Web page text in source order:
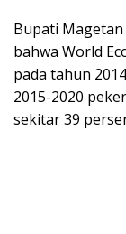
Bupati
bahwa World
pada tahun
2015-2020
sekitar 39